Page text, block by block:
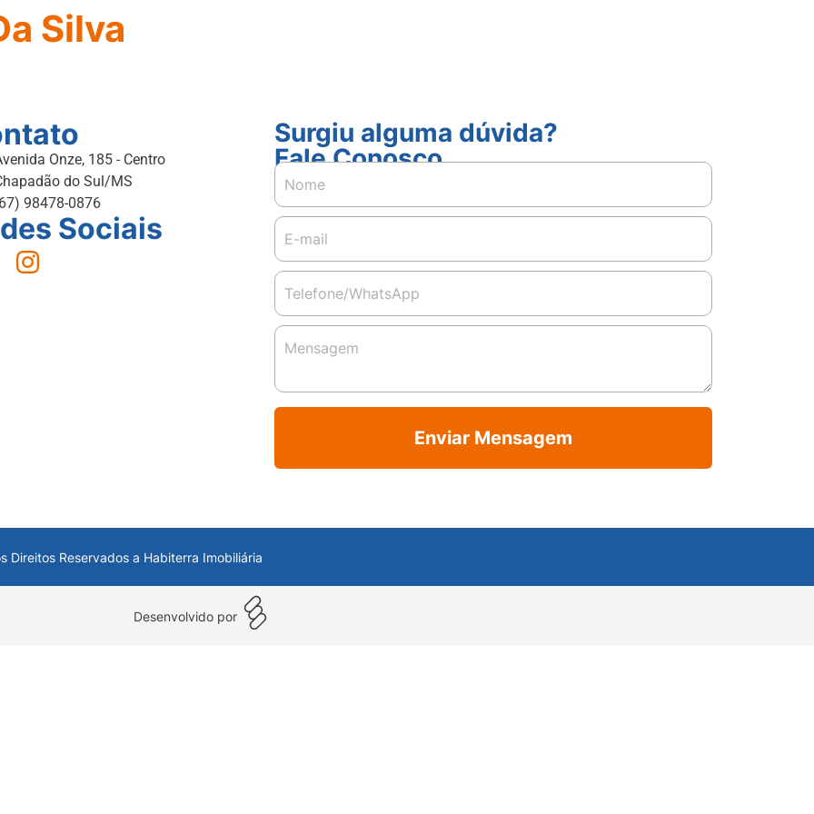
Silva
Onze, 185 - Centro
do Sul/MS
98478-0876
Sociais
Surgiu alguma dúvida?
Fale Conosco
Enviar Mensagem
Direitos Reservados a Habiterra Imobiliária
Desenvolvido por